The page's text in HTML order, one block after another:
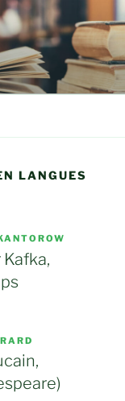
DES
LETTRES
de la qualité
LANGUES